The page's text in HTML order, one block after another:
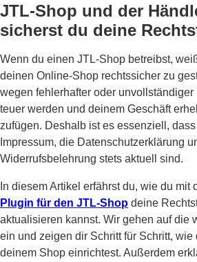
JTL-Shop und der
sicherst du deine
Wenn du einen JTL-Shop betreibst,
deinen Online-Shop rechtssicher zu
wegen fehlerhafter oder unvollständiger
teuer werden und deinem Geschäft
zufügen. Deshalb ist es essenziell,
Impressum, die Datenschutzerklärung
Widerrufsbelehrung stets aktuell sind.
In diesem Artikel erfährst du, wie du mit
Plugin für den JTL-Shop deine
aktualisieren kannst. Wir gehen auf die
ein und zeigen dir Schritt für Schritt, wie
deinem Shop einrichtest. Außerdem